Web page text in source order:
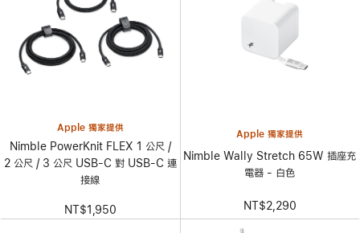
Apple 獨家提供
Nimble PowerKnit FLEX 1 公尺 /
2 公尺 / 3 公尺 USB-C 對 USB-C 連
接線
NT$1,950
Apple 獨家提供
Nimble Wally Stretch 65W 插座充
電器 - 白色
NT$2,290